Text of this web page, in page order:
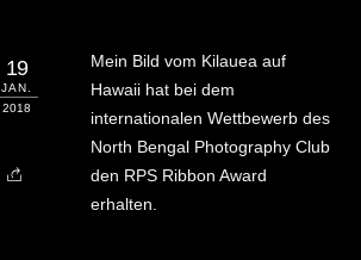
19
JAN.
2018
Mein Bild vom Kilauea auf
Hawaii hat bei dem
internationalen Wettbewerb des
North Bengal Photography Club
den RPS Ribbon Award
erhalten.